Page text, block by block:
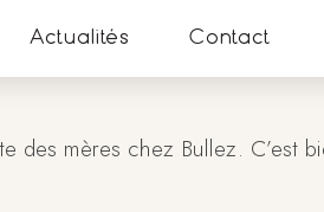
Actualités Contact
mères chez Bullez. C’est